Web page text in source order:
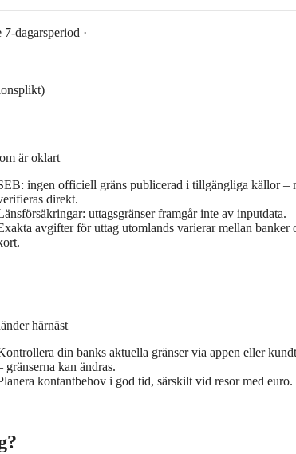
dagarsperiod ·
är oklart
ingen officiell gräns publicerad i tillgängliga källor –
direkt.
uttagsgränser framgår inte av inputdata.
avgifter för uttag utomlands varierar mellan banker
härnäst
din banks aktuella gränser via appen eller
gränserna kan ändras.
kontantbehov i god tid, särskilt vid resor med euro.